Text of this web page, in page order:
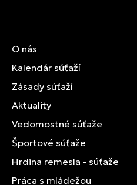
O nás
Kalendár súťaží
Zásady súťaží
Aktuality
Vedomostné súťaže
Športové súťaže
Hrdina remesla - súťaže
Práca s mládežou